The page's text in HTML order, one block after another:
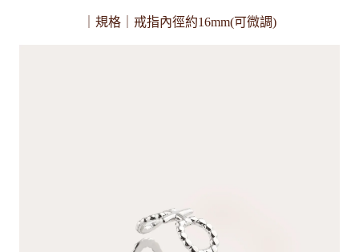
｜規格｜戒指內徑約16mm(可微調)